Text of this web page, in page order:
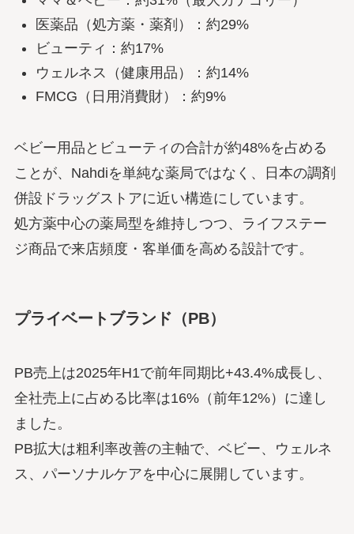
医薬品（処方薬・薬剤）：約29%
ビューティ：約17%
ウェルネス（健康用品）：約14%
FMCG（日用消費財）：約9%
ベビー用品とビューティの合計が約48%を占める
ことが、Nahdiを単純な薬局ではなく、日本の調剤
併設ドラッグストアに近い構造にしています。
処方薬中心の薬局型を維持しつつ、ライフステー
ジ商品で来店頻度・客単価を高める設計です。
プライベートブランド（PB）
PB売上は2025年H1で前年同期比+43.4%成長し、
全社売上に占める比率は16%（前年12%）に達し
ました。
PB拡大は粗利率改善の主軸で、ベビー、ウェルネ
ス、パーソナルケアを中心に展開しています。